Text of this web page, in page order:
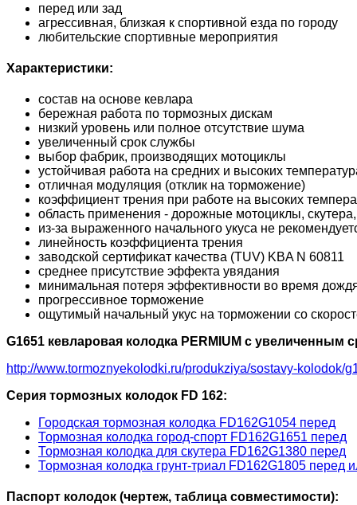
перед или зад
агрессивная, близкая к спортивной езда по городу
любительские спортивные мероприятия
Характеристики:
состав на основе кевлара
бережная работа по тормозных дискам
низкий уровень или полное отсутствие шума
увеличенный срок службы
выбор фабрик, производящих мотоциклы
устойчивая работа на средних и высоких
отличная модуляция (отклик на торможение)
коэффициент трения при работе на высоких
область применения - дорожные мотоциклы,
из-за выраженного начального укуса не
линейность коэффициента трения
заводской сертификат качества (TUV) KBA N 60811
среднее присутствие эффекта увядания
минимальная потеря эффективности во время
прогрессивное торможение
ощутимый начальный укус на торможении со
G1651 кевларовая колодка PERMIUM с
http://www.tormoznyekolodki.ru/produkziya/sostavy-kolodok/
Серия тормозных колодок FD 162:
Городская тормозная колодка FD162G1054 перед
Тормозная колодка город-спорт FD162G1651 перед
Тормозная колодка для скутера FD162G1380 перед
Тормозная колодка грунт-триал FD162G1805 перед
Паспорт колодок (чертеж, таблица совместимости):